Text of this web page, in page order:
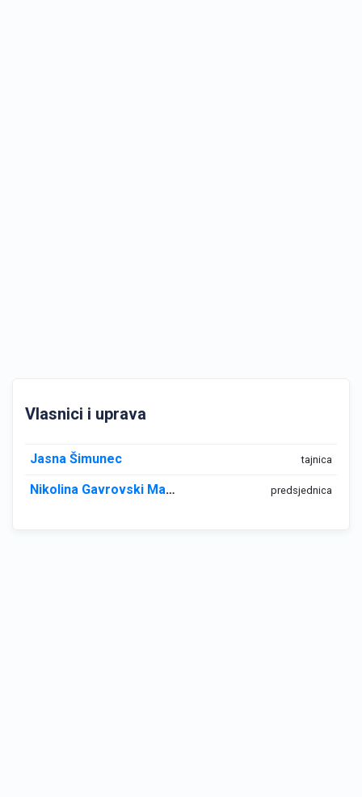
Vlasnici i uprava
Jasna Šimunec tajnica
Nikolina Gavrovski Majsec predsjednica